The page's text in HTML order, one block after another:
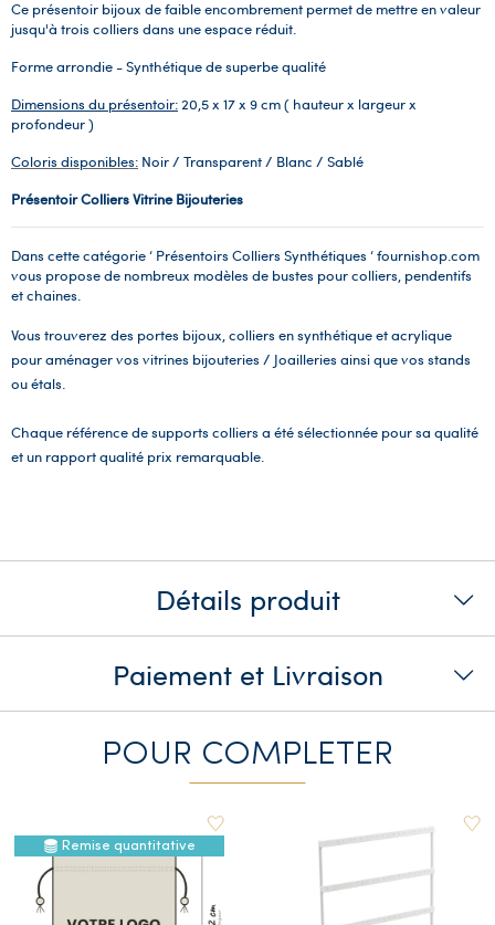
Ce présentoir bijoux de faible encombrement permet de mettre en valeur
jusqu'à trois colliers dans une espace réduit.
Forme arrondie - Synthétique de superbe qualité
Dimensions du présentoir:20,5 x 17 x 9 cm ( hauteur x largeur x
profondeur )
Coloris disponibles: Noir / Transparent/ Blanc / Sablé
Présentoir Colliers Vitrine Bijouteries
Dans cette catégorie ‘ Présentoirs Colliers Synthétiques ‘ fournishop.com
vous propose de nombreux modèles de bustes pour colliers, pendentifs
et chaines.
Vous trouverez des portes bijoux, colliers en synthétique et acrylique
pour aménager vos vitrines bijouteries / Joailleries ainsi que vos stands
ou étals.
Chaque référence de supports colliers a été sélectionnée pour sa qualité
et un rapport qualité prix remarquable.
Détails produit
Paiement et Livraison
POUR COMPLETER
Remise quantitative